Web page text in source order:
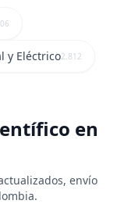
y Eléctrico2.812
en
envío